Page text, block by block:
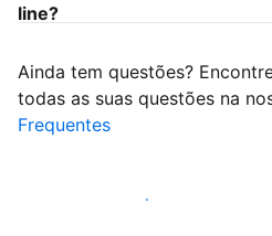
line?
Ainda tem questões?
todas as suas questões na
Frequentes
Comece a receber clientes